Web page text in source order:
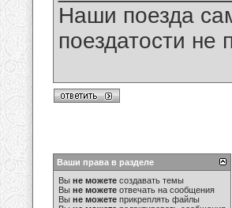
Наши поезда
поездатости не
Ваши права в разделе
Вы не можете создавать темы
Вы не можете отвечать на сообщения
Вы не можете прикреплять файлы